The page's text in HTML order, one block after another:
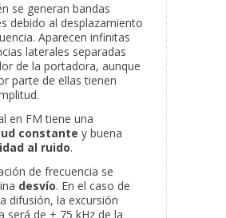
se generan bandas
debido al desplazamiento
Aparecen infinitas
laterales separadas
de la portadora, aunque
parte de ellas tienen
en FM tiene una
constante y buena
al ruido.
de frecuencia se
desvío. En el caso de
difusión, la excursión
será de ± 75 kHz de la